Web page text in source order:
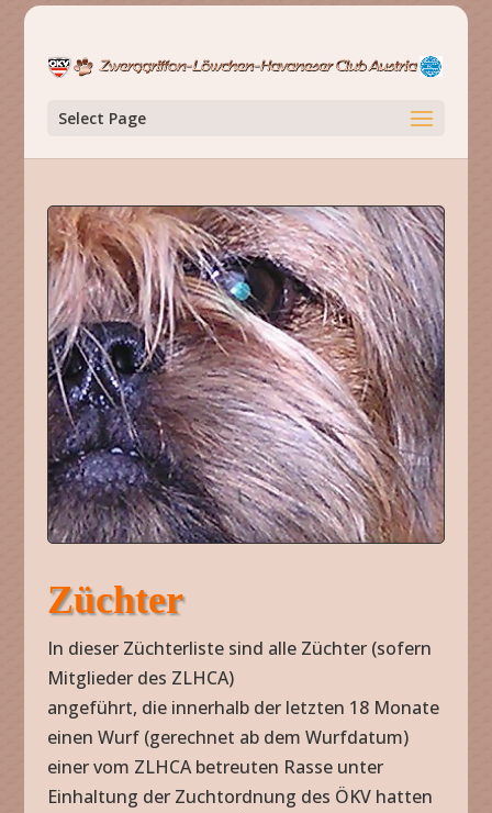
Select Page
Züchter
In dieser Züchterliste sind alle Züchter (sofern
Mitglieder des ZLHCA)
angeführt, die innerhalb der letzten 18 Monate
einen Wurf (gerechnet ab dem Wurfdatum)
einer vom ZLHCA betreuten Rasse unter
Einhaltung der Zuchtordnung des ÖKV hatten